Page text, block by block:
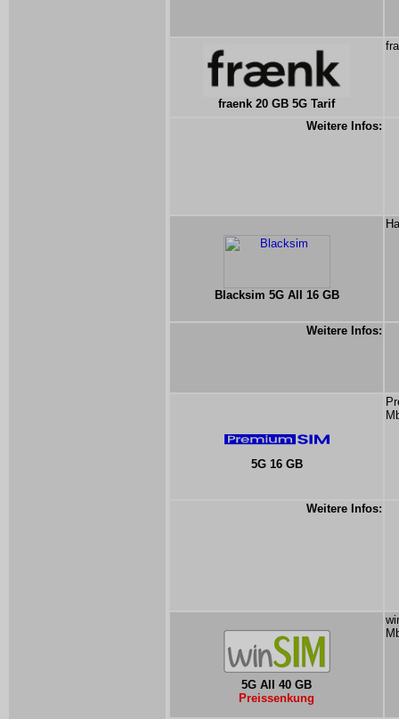
fraenk 20 GB 5G Tarif
Weitere Infos:
Blacksim 5G All 16 GB
Weitere Infos:
5G 16 GB
Weitere Infos:
5G All 40 GB
Preissenkung